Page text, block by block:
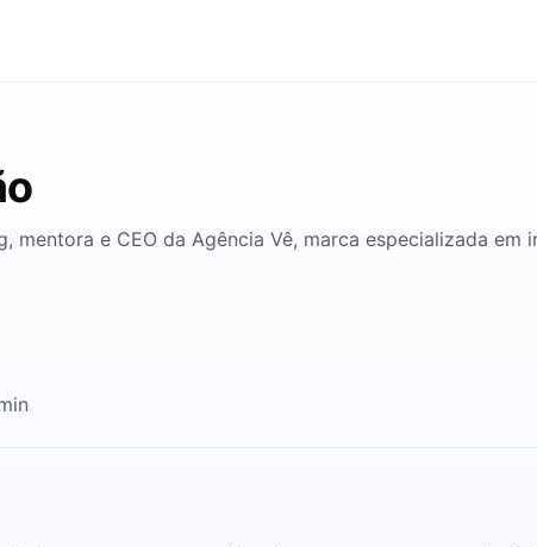
mentora e CEO da Agência Vê, marca especializada